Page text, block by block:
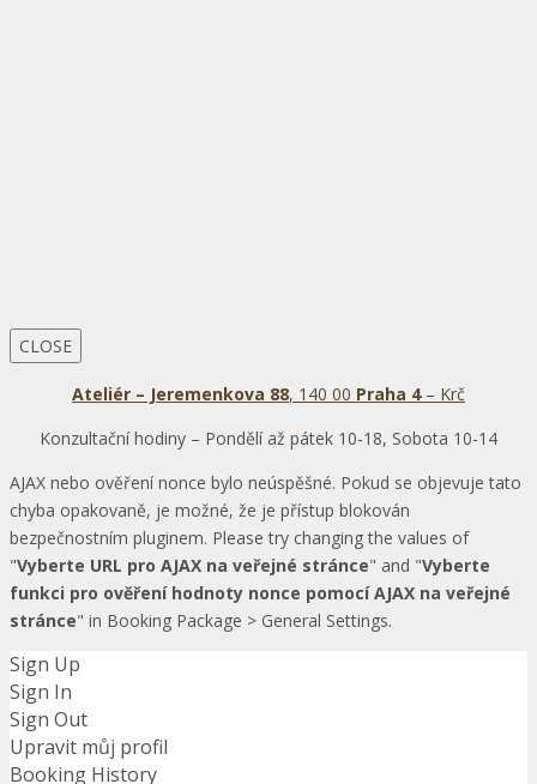
CLOSE
Ateliér – Jeremenkova 88, 140 00 Praha 4– Krč
Konzultační hodiny – Pondělí až pátek 10-18, Sobota 10-14
AJAX nebo ověření nonce bylo neúspěšné. Pokud se objevuje tato
chyba opakovaně, je možné, že je přístup blokován
bezpečnostním pluginem. Please try changing the values of
"Vyberte URL pro AJAX na veřejné stránce" and "Vyberte
funkci pro ověření hodnoty nonce pomocí AJAX na veřejné
stránce" in Booking Package > General Settings.
Sign Up
Sign In
Sign Out
Upravit můj profil
Booking History